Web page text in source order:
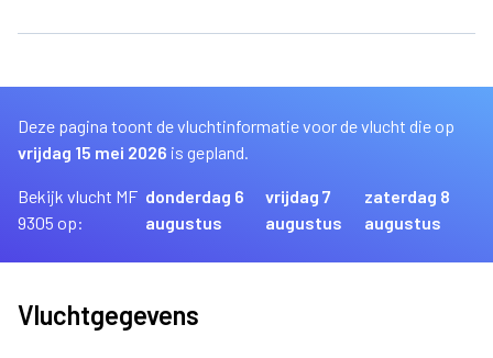
Deze pagina toont de vluchtinformatie voor de vlucht die op
vrijdag 15 mei 2026 is gepland.
Bekijk vlucht MF
9305 op:
donderdag 6
augustus
vrijdag 7
augustus
zaterdag 8
augustus
Vluchtgegevens